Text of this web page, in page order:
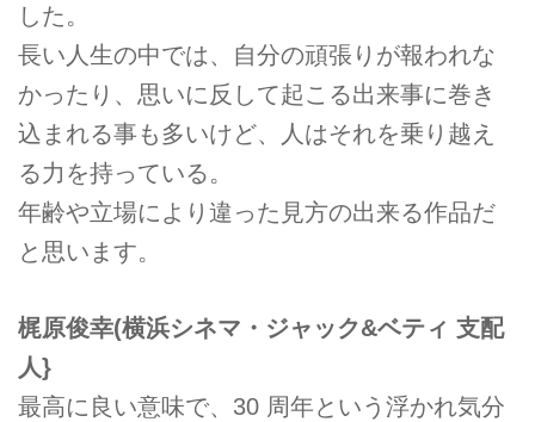
した。
長い人生の中では、自分の頑張りが報われな
かったり、思いに反して起こる出来事に巻き
込まれる事も多いけど、人はそれを乗り越え
る力を持っている。
年齢や立場により違った見方の出来る作品だ
と思います。
梶原俊幸(横浜シネマ・ジャック&ベティ 支配
人}
最高に良い意味で、30 周年という浮かれ気分